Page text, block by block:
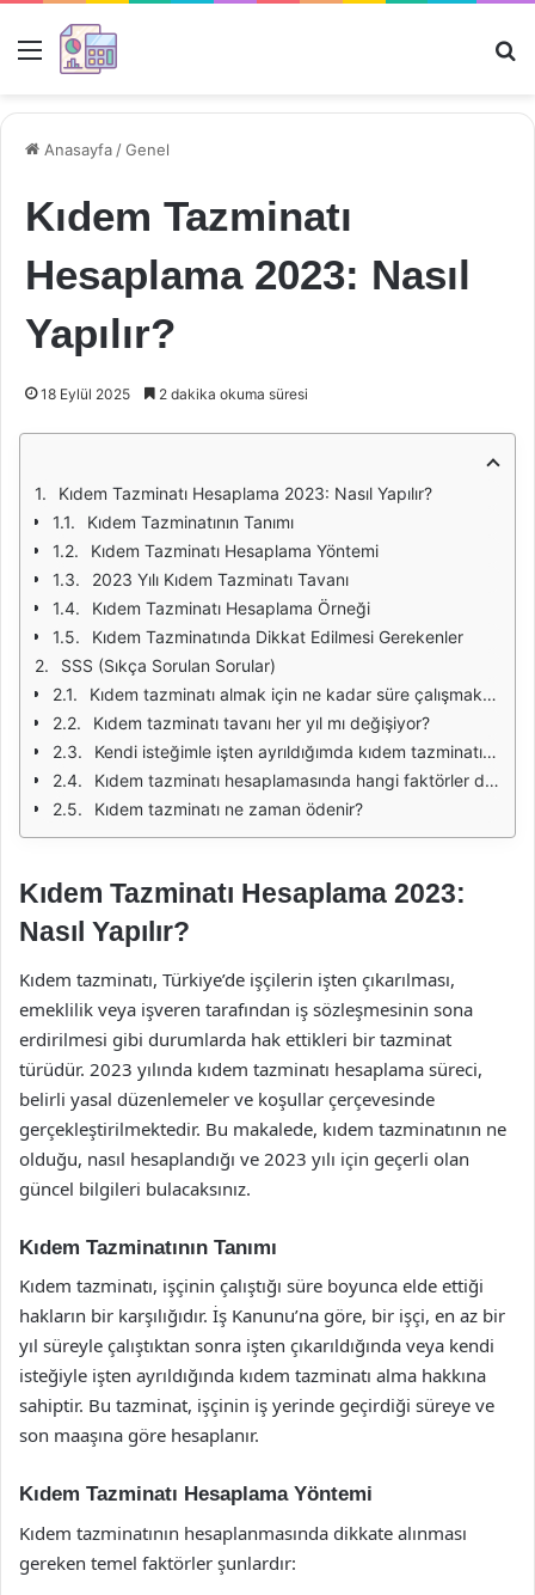
Menü
Anasayfa /Genel
Kıdem Tazminatı
Hesaplama 2023: Nasıl
Yapılır?
18 Eylül 2025 2 dakika okuma süresi
Kıdem Tazminatı Hesaplama 2023: Nasıl Yapılır?
Kıdem Tazminatının Tanımı
Kıdem Tazminatı Hesaplama Yöntemi
2023 Yılı Kıdem Tazminatı Tavanı
Kıdem Tazminatı Hesaplama Örneği
Kıdem Tazminatında Dikkat Edilmesi Gerekenler
SSS (Sıkça Sorulan Sorular)
Kıdem tazminatı almak için ne kadar süre çalışmak gerekiyor?
Kıdem tazminatı tavanı her yıl mı değişiyor?
Kendi isteğimle işten ayrıldığımda kıdem tazminatı alabilir miyim?
Kıdem tazminatı hesaplamasında hangi faktörler dikkate alınır?
Kıdem tazminatı ne zaman ödenir?
Kıdem Tazminatı Hesaplama 2023:
Nasıl Yapılır?
Kıdem tazminatı, Türkiye’de işçilerin işten çıkarılması,
emeklilik veya işveren tarafından iş sözleşmesinin sona
erdirilmesi gibi durumlarda hak ettikleri bir tazminat
türüdür. 2023 yılında kıdem tazminatı hesaplama süreci,
belirli yasal düzenlemeler ve koşullar çerçevesinde
gerçekleştirilmektedir. Bu makalede, kıdem tazminatının ne
olduğu, nasıl hesaplandığı ve 2023 yılı için geçerli olan
güncel bilgileri bulacaksınız.
Kıdem Tazminatının Tanımı
Kıdem tazminatı, işçinin çalıştığı süre boyunca elde ettiği
hakların bir karşılığıdır. İş Kanunu’na göre, bir işçi, en az bir
yıl süreyle çalıştıktan sonra işten çıkarıldığında veya kendi
isteğiyle işten ayrıldığında kıdem tazminatı alma hakkına
sahiptir. Bu tazminat, işçinin iş yerinde geçirdiği süreye ve
son maaşına göre hesaplanır.
Kıdem Tazminatı Hesaplama Yöntemi
Kıdem tazminatının hesaplanmasında dikkate alınması
gereken temel faktörler şunlardır: